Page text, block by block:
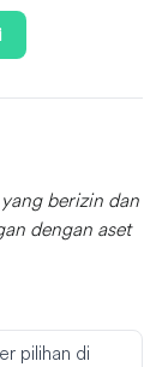
berizin dan
dengan aset
pilihan di